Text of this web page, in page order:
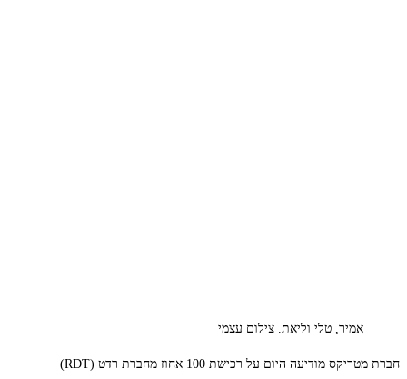
אמיר, טלי וליאת. צילום עצמי
חברת מטריקס מודיעה היום על רכישת 100 אחוז מחברת רדט (RDT)